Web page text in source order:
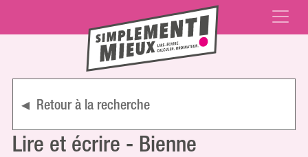
Retour à la recherche
Lire et écrire - Bienne